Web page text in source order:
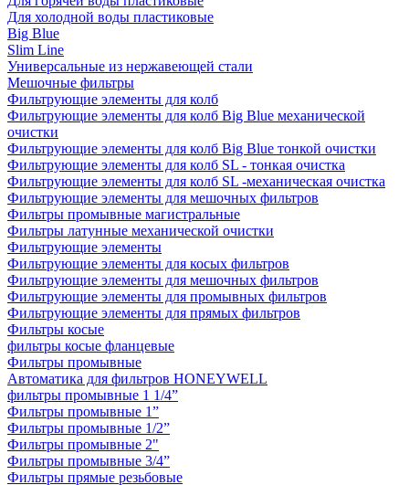
Для холодной воды пластиковые
Big Blue
Slim Line
Универсальные из нержавеющей стали
Мешочные фильтры
Фильтрующие элементы для колб
Фильтрующие элементы для колб Big Blue механической
очистки
Фильтрующие элементы для колб Big Blue тонкой очистки
Фильтрующие элементы для колб SL - тонкая очистка
Фильтрующие элементы для колб SL -механическая очистка
Фильтрующие элементы для мешочных фильтров
Фильтры промывные магистральные
Фильтры латунные механической очистки
Фильтрующие элементы
Фильтрующие элементы для косых фильтров
Фильтрующие элементы для мешочных фильтров
Фильтрующие элементы для промывных фильтров
Фильтрующие элементы для прямых фильтров
Фильтры косые
фильтры косые фланцевые
Фильтры промывные
Автоматика для фильтров HONEYWELL
фильтры промывные 1 1/4”
Фильтры промывные 1”
Фильтры промывные 1/2”
Фильтры промывные 2"
Фильтры промывные 3/4”
Фильтры прямые резьбовые